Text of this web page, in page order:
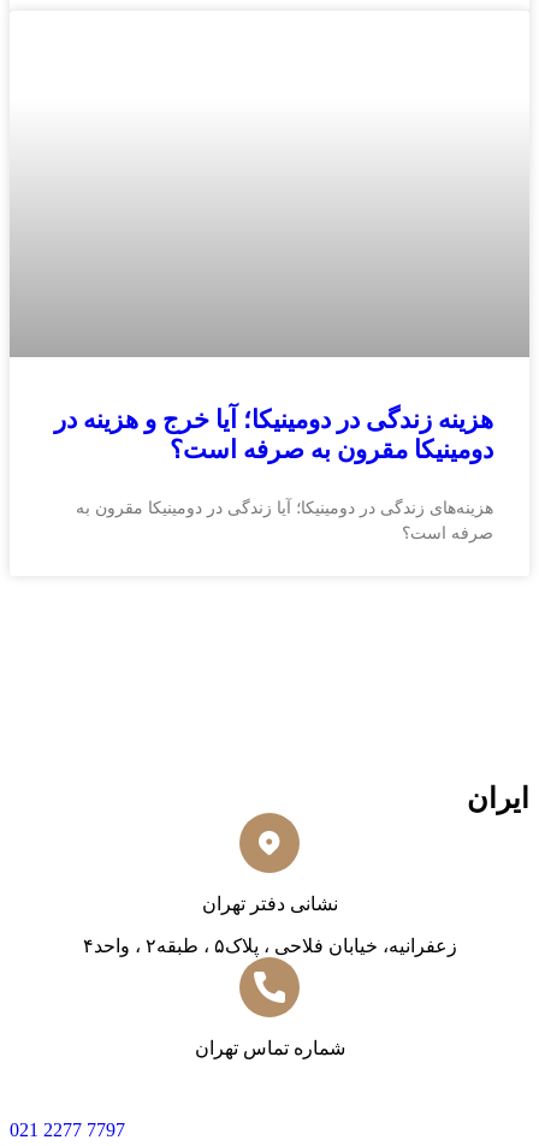
هزینه زندگی در دومینیکا؛ آیا خرج و هزینه در
دومینیکا مقرون به صرفه است؟
هزینه‌های زندگی در دومینیکا؛ آیا زندگی در دومینیکا مقرون به
صرفه است؟
ایران
نشانی دفتر تهران
زعفرانیه، خیابان فلاحی ، پلاک۵ ، طبقه۲ ، واحد۴
شماره تماس تهران
021 2277 7797